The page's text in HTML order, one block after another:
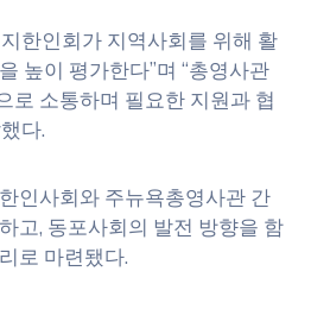
한인회가 지역사회를 위해 활
높이 평가한다”며 “총영사관
로 소통하며 필요한 지원과 협
다.
인사회와 주뉴욕총영사관 간
고, 동포사회의 발전 방향을 함
로 마련됐다.